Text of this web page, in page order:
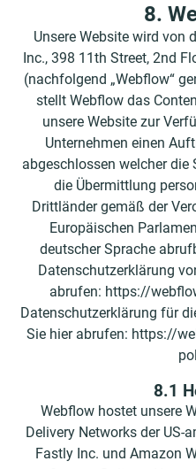
8.
Unsere Website wird von
Inc., 398 11th Street, 2nd
(nachfolgend „Webflow“
stellt Webflow das
unsere Website zur
Unternehmen einen
abgeschlossen welcher
die Übermittlung
Drittländer gemäß der
Europäischen
deutscher Sprache
Datenschutzerklärung
abrufen: https://
Datenschutzerklärung für
Sie hier abrufen: https://
8.1
Webflow hostet unsere
Delivery Networks der US-
Fastly Inc. und Amazon